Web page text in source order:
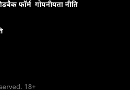
फॉर्म गोपनीयता नीति
18+